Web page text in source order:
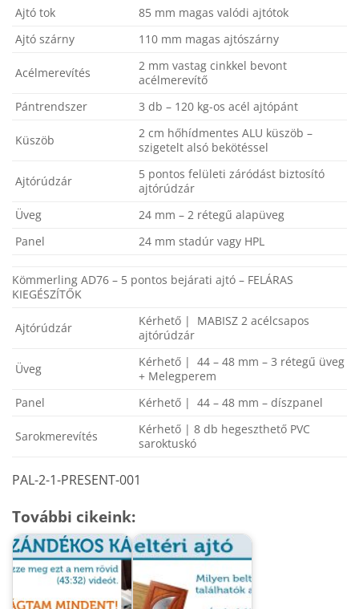
Ajtó tok
85 mm magas valódi ajtótok
Ajtó szárny
110 mm magas ajtószárny
Acélmerevítés
2 mm vastag cinkkel bevont
acélmerevítő
Pántrendszer
3 db – 120 kg-os acél ajtópánt
Küszöb
2 cm hőhídmentes ALU küszöb –
szigetelt alsó bekötéssel
Ajtórúdzár
5 pontos felületi záródást biztosító
ajtórúdzár
Üveg
24 mm – 2 rétegű alapüveg
Panel
24 mm stadúr vagy HPL
Kömmerling AD76 – 5 pontos bejárati ajtó – FELÁRAS
KIEGÉSZÍTŐK
Ajtórúdzár
Kérhető | MABISZ 2 acélcsapos
ajtórúdzár
Üveg
Kérhető | 44 – 48 mm – 3 rétegű üveg
+ Melegperem
Panel
Kérhető | 44 – 48 mm – díszpanel
Sarokmerevítés
Kérhető | 8 db hegeszthető PVC
saroktuskó
PAL-2-1-PRESENT-001
További cikeink: